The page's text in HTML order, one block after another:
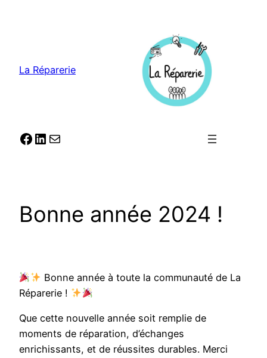
La Réparerie
Facebook
LinkedIn
E-mail
Bonne année 2024 !
Bonne année à toute la communauté de La
Réparerie !
Que cette nouvelle année soit remplie de
moments de réparation, d’échanges
enrichissants, et de réussites durables. Merci